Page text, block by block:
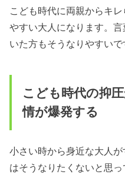
こども時代に両親からキ
やすい大人になります。
いた方もそうなりやすいで
こども時代の抑
情が爆発する
小さい時から身近な大人
はそうなりたくないと思